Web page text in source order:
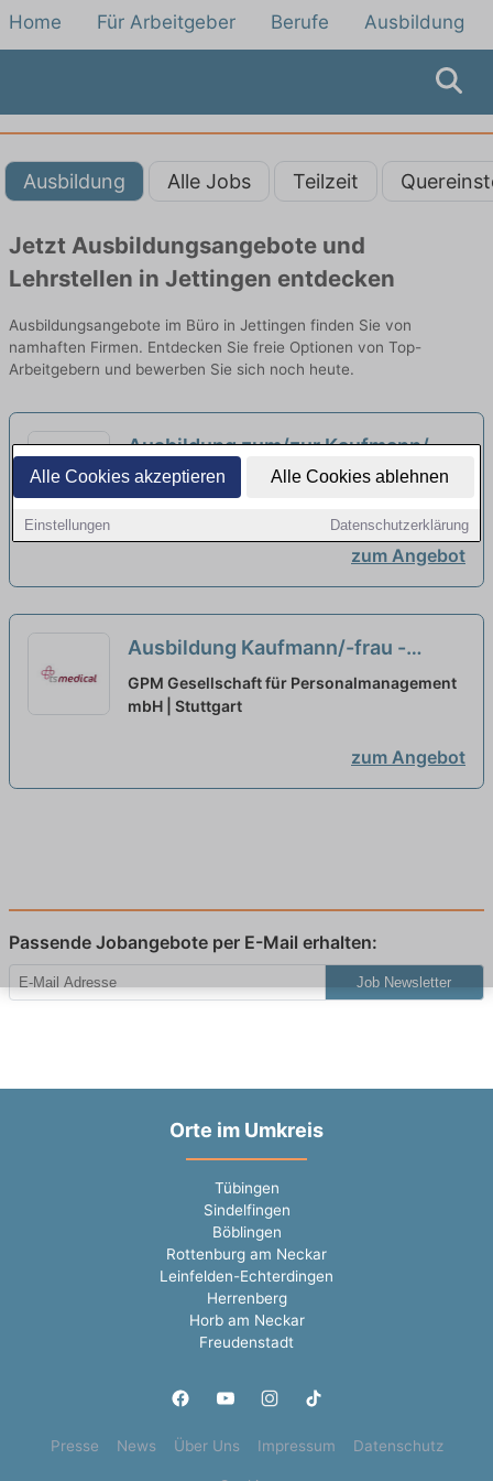
Alle Cookies akzeptieren Alle Cookies ablehnen
Einstellungen Datenschutzerklärung
Home Für Arbeitgeber Berufe Ausbildung
Ausbildung Alle Jobs Teilzeit
Jetzt Ausbildungsangebote und
Lehrstellen in Jettingen entdecken
Ausbildungsangebote im Büro in Jettingen finden Sie von
namhaften Firmen. Entdecken Sie freie Optionen von Top-
Arbeitgebern und bewerben Sie sich noch heute.
Ausbildung zum/zur Kaufmann/-
frau für Büromanagement (m/w/d)
Schwerpunkt Finanzen
Deutscher Sparkassen Verlag GmbH |
Stuttgart
zum Angebot
Ausbildung Kaufmann/-frau -
Büromanagement (m/w/d) neu
GPM Gesellschaft für Personalmanagement
mbH | Stuttgart
zum Angebot
Passende Jobangebote per E-Mail erhalten:
Job Newsletter
Orte im Umkreis
Tübingen
Sindelfingen
Böblingen
Rottenburg am Neckar
Leinfelden-Echterdingen
Herrenberg
Horb am Neckar
Freudenstadt
Presse News Über Uns Impressum Datenschutz